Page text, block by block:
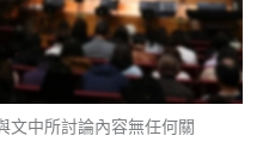
文中所討論內容無任何關